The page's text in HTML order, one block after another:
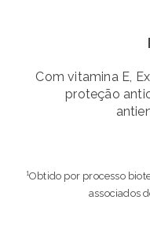
Com vitamina E,
proteção
¹Obtido por processo
associados